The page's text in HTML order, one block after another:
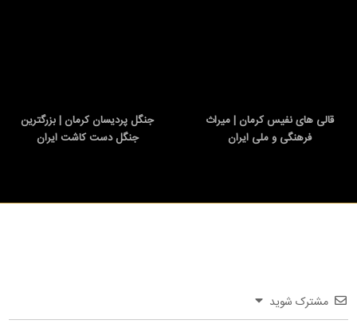
قالی های نفیس کرمان | میراث
فرهنگی و ملی ایران
جنگل پردیسان کرمان | بزرگترین
جنگل دست کاشت ایران
مشترک شوید